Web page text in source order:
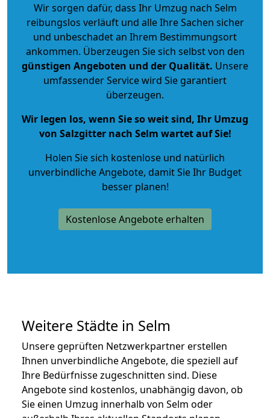
Wir sorgen dafür, dass Ihr Umzug nach Selm
reibungslos verläuft und alle Ihre Sachen sicher
und unbeschadet an Ihrem Bestimmungsort
ankommen. Überzeugen Sie sich selbst von den
günstigen Angeboten und der Qualität. Unsere
umfassender Service wird Sie garantiert
überzeugen.
Wir legen los, wenn Sie so weit sind, Ihr Umzug
von Salzgitter nach Selm wartet auf Sie!
Holen Sie sich kostenlose und natürlich
unverbindliche Angebote, damit Sie Ihr Budget
besser planen!
Kostenlose Angebote erhalten
Weitere Städte in Selm
Unsere geprüften Netzwerkpartner erstellen
Ihnen unverbindliche Angebote, die speziell auf
Ihre Bedürfnisse zugeschnitten sind. Diese
Angebote sind kostenlos, unabhängig davon, ob
Sie einen Umzug innerhalb von Selm oder